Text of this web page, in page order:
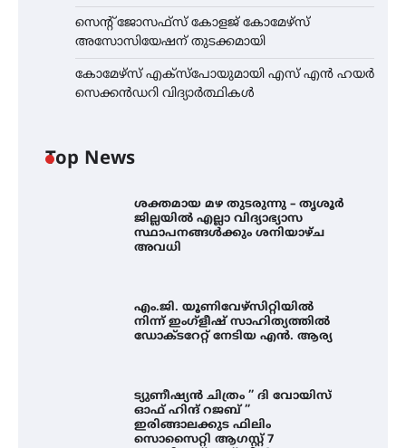
സെന്റ് ജോസഫ്സ് കോളജ് കോമേഴ്‌സ്
അസോസിയേഷന് തുടക്കമായി
കോമേഴ്സ് എക്സ്പോയുമായി എസ് എൻ ഹയർ
സെക്കൻഡറി വിദ്യാർത്ഥികൾ
Top News
ശക്തമായ മഴ തുടരുന്നു – തൃശൂർ
ജില്ലയിൽ എല്ലാ വിദ്യാഭ്യാസ
സ്ഥാപനങ്ങൾക്കും ശനിയാഴ്ച
അവധി
എം.ജി. യൂണിവേഴ്‌സിറ്റിയിൽ
നിന്ന് ഇംഗ്ളീഷ് സാഹിത്യത്തിൽ
ഡോക്ടറേറ്റ് നേടിയ എൻ. ആര്യ
ട്യുണീഷ്യൻ ചിത്രം ” ദി വോയിസ്
ഓഫ് ഹിന്ദ് റജബ് ”
ഇരിങ്ങാലക്കുട ഫിലിം
സൊസൈറ്റി ആഗസ്റ്റ് 7
ഡോക്ടറേറ്റ് നേടിയ എൻ. ആര്യ
ഓഫ് ഹിന്ദ് റജബ് ” ഇരിങ്ങാലക്കുട
ഫിലിം സൊസൈറ്റി ആഗസ്റ്റ് 7
വെള്ളിയാഴ്ച സ്‌ക്രീൻ ചെയ്യുന്നു